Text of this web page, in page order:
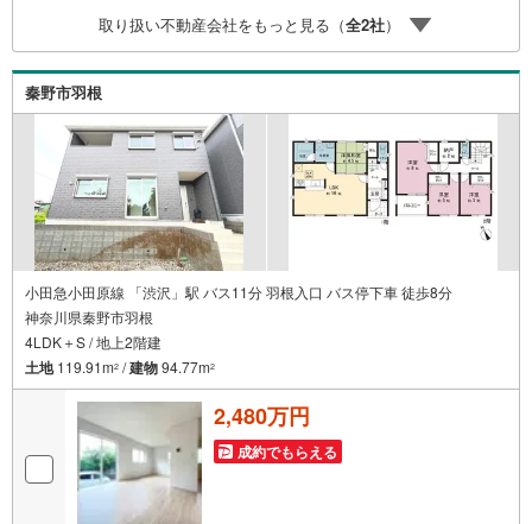
実に努めさせて頂きます。住宅情報館にお越し頂けたら、
物件のご紹介だけではなく、お住まいの疑問、不安、お家
の事ならなんでもご相談いただけます。お客様の要望をお
伺いしながら誠心誠意、全力でサポートさせて頂きます。
お客様一人一人に合わせたライフプランのご提案をさせて
いただきます。お気軽にご相談ください。
取り扱い不動産会社をもっと見る（全2社）
秦野市羽根
小田急小田原線 「渋沢」駅 バス11分 羽根入口 バス停下車 徒歩8分
神奈川県秦野市羽根
4LDK＋S / 地上2階建
土地119.91m2 /建物94.77m2
2,480万円
成約でもらえる